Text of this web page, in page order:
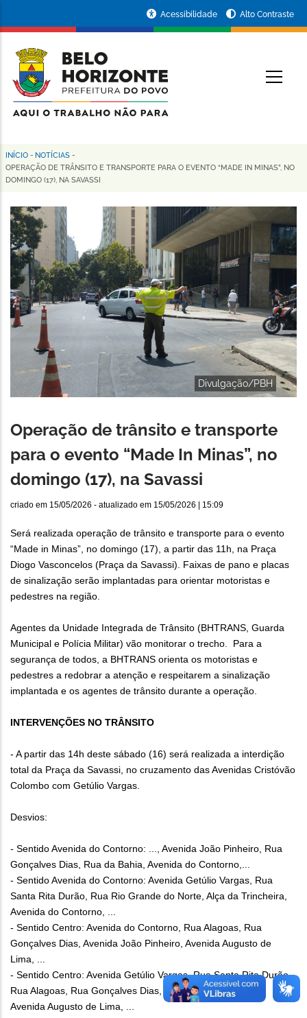
conteúdo
principal
da
Prefeitura
de
Horizonte
Acessibilidade Alto Contraste
Trilha
de
navegação
INÍCIO - NOTÍCIAS -
OPERAÇÃO DE TRÂNSITO E TRANSPORTE PARA O EVENTO “MADE IN MINAS”, NO
DOMINGO (17), NA SAVASSI
Divulgação/PBH
Operação de trânsito e transporte
para o evento “Made In Minas”, no
domingo (17), na Savassi
criado em 15/05/2026 - atualizado em 15/05/2026 | 15:09
Será realizada operação de trânsito e transporte para o evento
“Made in Minas”, no domingo (17), a partir das 11h, na Praça
Diogo Vasconcelos (Praça da Savassi). Faixas de pano e placas
de sinalização serão implantadas para orientar motoristas e
pedestres na região.
Agentes da Unidade Integrada de Trânsito (BHTRANS, Guarda
Municipal e Polícia Militar) vão monitorar o trecho. Para a
segurança de todos, a BHTRANS orienta os motoristas e
pedestres a redobrar a atenção e respeitarem a sinalização
implantada e os agentes de trânsito durante a operação.
INTERVENÇÕES NO TRÂNSITO
- A partir das 14h deste sábado (16) será realizada a interdição
total da Praça da Savassi, no cruzamento das Avenidas Cristóvão
Colombo com Getúlio Vargas.
Desvios:
- Sentido Avenida do Contorno: ..., Avenida João Pinheiro, Rua
Gonçalves Dias, Rua da Bahia, Avenida do Contorno,...
- Sentido Avenida do Contorno: Avenida Getúlio Vargas, Rua
Santa Rita Durão, Rua Rio Grande do Norte, Alça da Trincheira,
Avenida do Contorno, ...
- Sentido Centro: Avenida do Contorno, Rua Alagoas, Rua
Gonçalves Dias, Avenida João Pinheiro, Avenida Augusto de
Lima, ...
- Sentido Centro: Avenida Getúlio Vargas, Rua Santa Rita Durão,
Rua Alagoas, Rua Gonçalves Dias, Avenida João Pinheiro,
Avenida Augusto de Lima, ...